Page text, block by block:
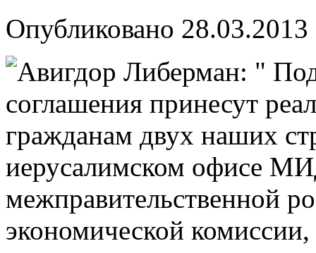
Опубликовано 28.03.2013
иерусалимском офисе
межправительственной
экономической